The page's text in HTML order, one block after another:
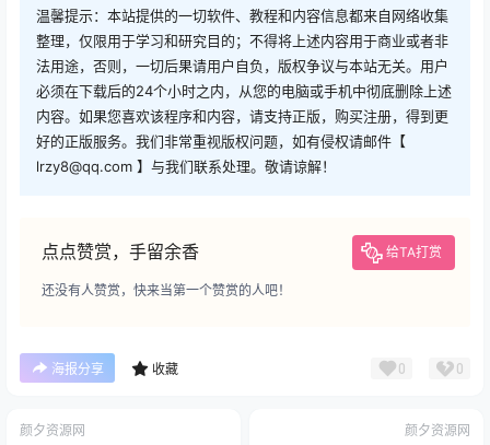
温馨提示：本站提供的一切软件、教程和内容信息都来自网络收集
整理，仅限用于学习和研究目的；不得将上述内容用于商业或者非
法用途，否则，一切后果请用户自负，版权争议与本站无关。用户
必须在下载后的24个小时之内，从您的电脑或手机中彻底删除上述
内容。如果您喜欢该程序和内容，请支持正版，购买注册，得到更
好的正版服务。我们非常重视版权问题，如有侵权请邮件【
lrzy8@qq.com 】与我们联系处理。敬请谅解！
点点赞赏，手留余香 给TA打赏
还没有人赞赏，快来当第一个赞赏的人吧！
海报分享 收藏 0 0
颜夕资源网 颜夕资源网